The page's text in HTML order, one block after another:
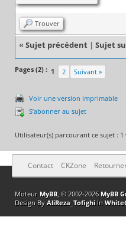
Trouver
« Sujet précédent | Sujet
Pages (2) : 1 2 Suivant »
Voir une version imprimable
S’abonner au sujet
Utilisateur(s) parcourant ce sujet : 1
Contact CKZone
Moteur MyBB, © 2002-2026 MyBB
Design By AliReza_TofighiIn